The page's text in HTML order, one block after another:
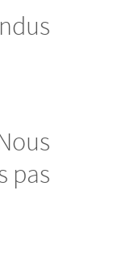
pas